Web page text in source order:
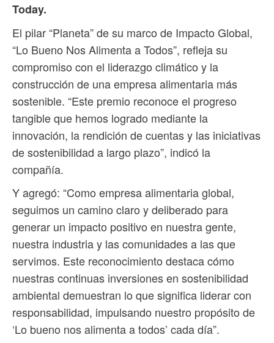
Today.
El pilar “Planeta” de su marco de Impacto Global,
“Lo Bueno Nos Alimenta a Todos”, refleja su
compromiso con el liderazgo climático y la
construcción de una empresa alimentaria más
sostenible. “Este premio reconoce el progreso
tangible que hemos logrado mediante la
innovación, la rendición de cuentas y las iniciativas
de sostenibilidad a largo plazo”, indicó la
compañía.
Y agregó: “Como empresa alimentaria global,
seguimos un camino claro y deliberado para
generar un impacto positivo en nuestra gente,
nuestra industria y las comunidades a las que
servimos. Este reconocimiento destaca cómo
nuestras continuas inversiones en sostenibilidad
ambiental demuestran lo que significa liderar con
responsabilidad, impulsando nuestro propósito de
‘Lo bueno nos alimenta a todos’ cada día”.